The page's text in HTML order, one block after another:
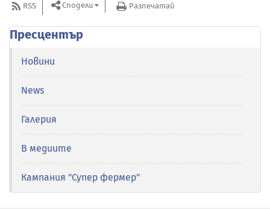
RSS Сподели Разпечатай
Пресцентър
Новини
News
Галерия
В медиите
Кампания "Супер фермер"